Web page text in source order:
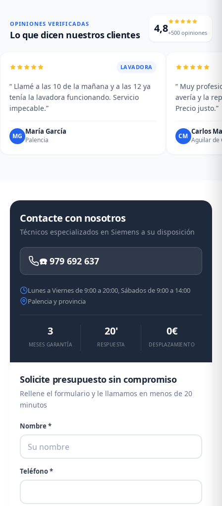
OPINIONES VERIFICADAS
Lo que dicen nuestros clientes 4,8+500 opiniones
LAVADORA
“ Llamé a las 10 de la mañana y a las 12 ya
tenía la lavadora funcionando. Servicio
impecable.”
MG
María García
Palencia
“ Muy
avería y la
Precio justo.”
CM
Carlos
Aguilar de
Contacte con nosotros
Técnicos especializados en Siemens a su disposición
☎️ 979 692 637
Lunes a Viernes de 9:00 a 20:00, Sábados de 9:00 a 14:00
Palencia y provincia
3
MESES GARANTÍA
20'
RESPUESTA
0€
DESPLAZAMIENTO
Solicite presupuesto sin compromiso
Rellene el formulario y le llamamos en menos de 20
minutos
Nombre *
Teléfono *